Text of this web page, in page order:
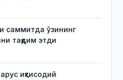
саммитда ўзининг
тақдим этди
иқтисодий